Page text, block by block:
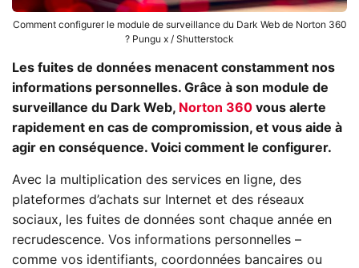
Comment configurer le module de surveillance du Dark Web de Norton 360
? Pungu x / Shutterstock
Les fuites de données menacent constamment nos
informations personnelles. Grâce à son module de
surveillance du Dark Web, Norton 360 vous alerte
rapidement en cas de compromission, et vous aide à
agir en conséquence. Voici comment le configurer.
Avec la multiplication des services en ligne, des
plateformes d’achats sur Internet et des réseaux
sociaux, les fuites de données sont chaque année en
recrudescence. Vos informations personnelles –
comme vos identifiants, coordonnées bancaires ou